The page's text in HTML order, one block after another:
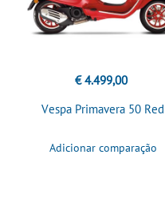
€ 4.499,00
Vespa Primavera 50 Red
Adicionar comparação